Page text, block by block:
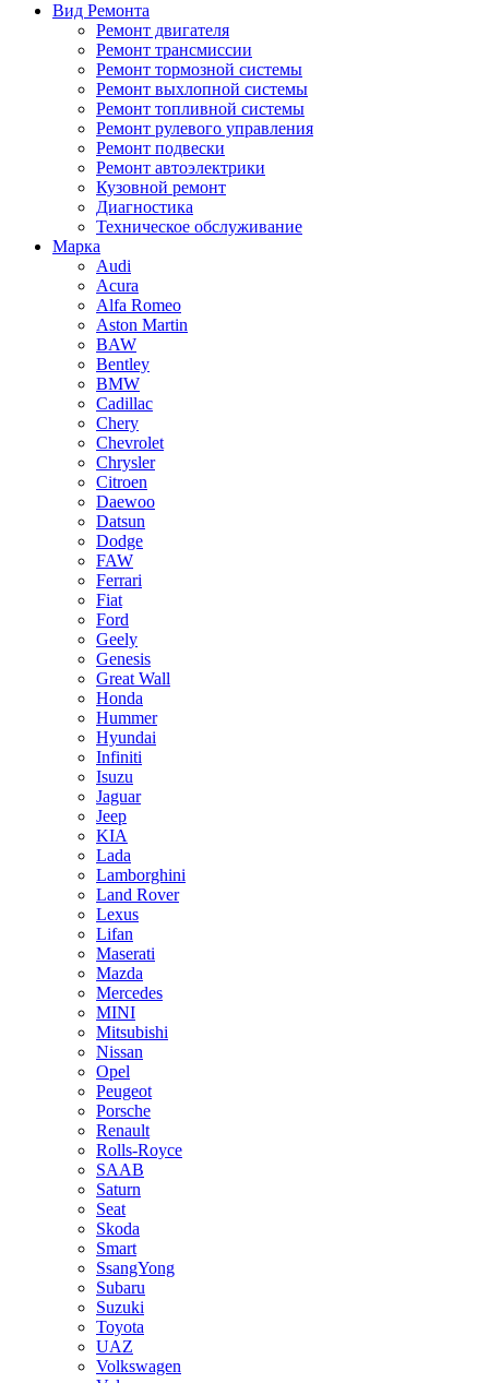
Вид Ремонта
Ремонт двигателя
Ремонт трансмиссии
Ремонт тормозной системы
Ремонт выхлопной системы
Ремонт топливной системы
Ремонт рулевого управления
Ремонт подвески
Ремонт автоэлектрики
Кузовной ремонт
Диагностика
Техническое обслуживание
Марка
Audi
Acura
Alfa Romeo
Aston Martin
BAW
Bentley
BMW
Cadillac
Chery
Chevrolet
Chrysler
Citroen
Daewoo
Datsun
Dodge
FAW
Ferrari
Fiat
Ford
Geely
Genesis
Great Wall
Honda
Hummer
Hyundai
Infiniti
Isuzu
Jaguar
Jeep
KIA
Lada
Lamborghini
Land Rover
Lexus
Lifan
Maserati
Mazda
Mercedes
MINI
Mitsubishi
Nissan
Opel
Peugeot
Porsche
Renault
Rolls-Royce
SAAB
Saturn
Seat
Skoda
Smart
SsangYong
Subaru
Suzuki
Toyota
UAZ
Volkswagen